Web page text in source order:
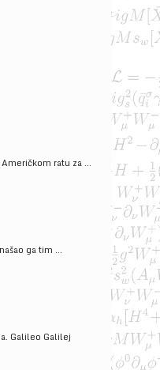
ratu za ...
ga tim ...
Galileo Galilej